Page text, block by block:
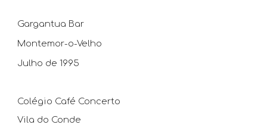
Gargantua Bar
Montemor-o-Velho
Julho de 1995
Colégio Café Concerto
Vila do Conde